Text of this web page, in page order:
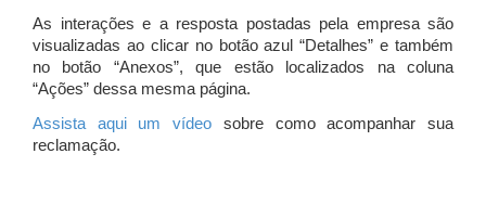
As interações e a resposta postadas pela empresa são
visualizadas ao clicar no botão azul “Detalhes” e também
no botão “Anexos”, que estão localizados na coluna
“Ações” dessa mesma página.
Assista aqui um vídeo sobre como acompanhar sua
reclamação.